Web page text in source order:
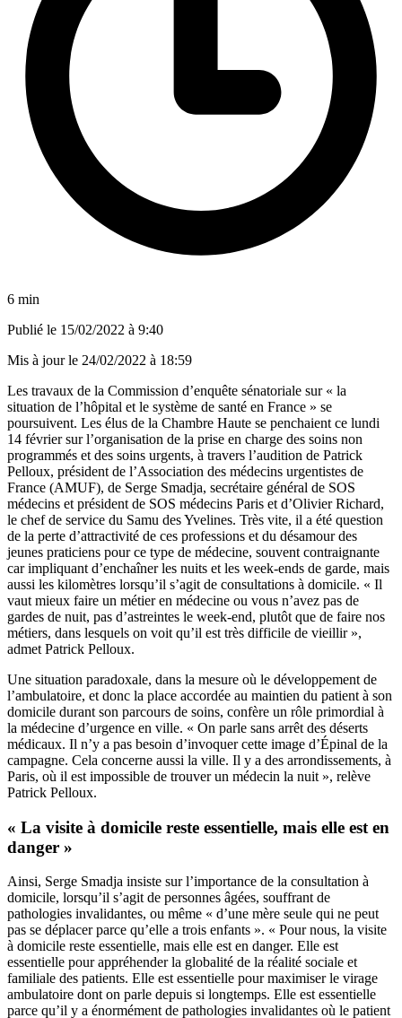
6 min
Publié le 15/02/2022 à 9:40
Mis à jour le 24/02/2022 à 18:59
Les travaux de la Commission d’enquête sénatoriale sur « la
situation de l’hôpital et le système de santé en France » se
poursuivent. Les élus de la Chambre Haute se penchaient ce lundi
14 février sur l’organisation de la prise en charge des soins non
programmés et des soins urgents, à travers l’audition de Patrick
Pelloux, président de l’Association des médecins urgentistes de
France (AMUF), de Serge Smadja, secrétaire général de SOS
médecins et président de SOS médecins Paris et d’Olivier Richard,
le chef de service du Samu des Yvelines. Très vite, il a été question
de la perte d’attractivité de ces professions et du désamour des
jeunes praticiens pour ce type de médecine, souvent contraignante
car impliquant d’enchaîner les nuits et les week-ends de garde, mais
aussi les kilomètres lorsqu’il s’agit de consultations à domicile. « Il
vaut mieux faire un métier en médecine ou vous n’avez pas de
gardes de nuit, pas d’astreintes le week-end, plutôt que de faire nos
métiers, dans lesquels on voit qu’il est très difficile de vieillir »,
admet Patrick Pelloux.
Une situation paradoxale, dans la mesure où le développement de
l’ambulatoire, et donc la place accordée au maintien du patient à son
domicile durant son parcours de soins, confère un rôle primordial à
la médecine d’urgence en ville. « On parle sans arrêt des déserts
médicaux. Il n’y a pas besoin d’invoquer cette image d’Épinal de la
campagne. Cela concerne aussi la ville. Il y a des arrondissements, à
Paris, où il est impossible de trouver un médecin la nuit », relève
Patrick Pelloux.
« La visite à domicile reste essentielle, mais elle est en
danger »
Ainsi, Serge Smadja insiste sur l’importance de la consultation à
domicile, lorsqu’il s’agit de personnes âgées, souffrant de
pathologies invalidantes, ou même « d’une mère seule qui ne peut
pas se déplacer parce qu’elle a trois enfants ». « Pour nous, la visite
à domicile reste essentielle, mais elle est en danger. Elle est
essentielle pour appréhender la globalité de la réalité sociale et
familiale des patients. Elle est essentielle pour maximiser le virage
ambulatoire dont on parle depuis si longtemps. Elle est essentielle
parce qu’il y a énormément de pathologies invalidantes où le patient